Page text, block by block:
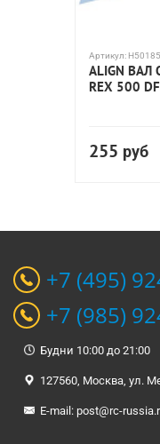
Артикул:
ALIGN
REX 500
255 руб
+7 (495)
+7 (985)
Будни 10:00 до 21:00
127560, Москва, ул.
E-mail: post@rc-